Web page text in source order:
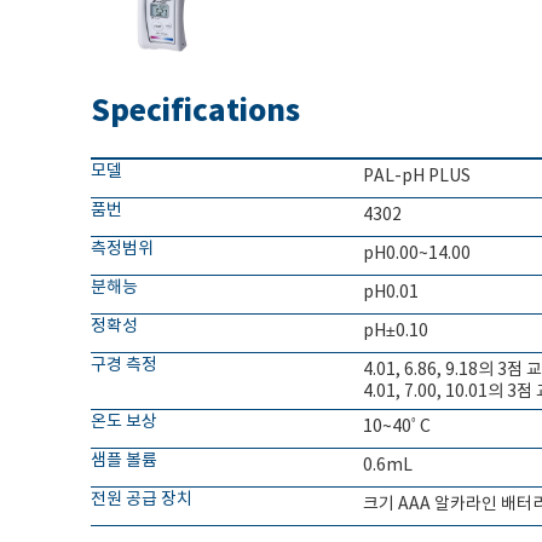
Specifications
모델
PAL-pH PLUS
품번
4302
측정범위
pH0.00~14.00
분해능
pH0.01
정확성
pH±0.10
구경 측정
4.01, 6.86, 9.18의 3점
4.01, 7.00, 10.01의 3점
온도 보상
10~40ﾟC
샘플 볼륨
0.6mL
전원 공급 장치
크기 AAA 알카라인 배터